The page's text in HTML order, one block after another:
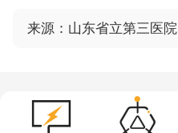
来源：山东省立第三医院